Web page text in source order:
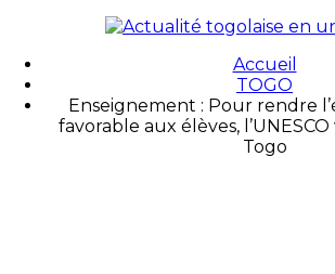
Accueil
TOGO
Enseignement : Pour rendre
favorable aux élèves,
Togo